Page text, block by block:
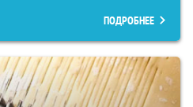
ПОДРОБНЕЕ